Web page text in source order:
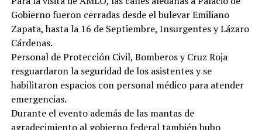
Gobierno fueron cerradas desde el bulevar Emiliano
Zapata, hasta la 16 de Septiembre, Insurgentes y Lázaro
Cárdenas.
Personal de Protección Civil, Bomberos y Cruz Roja
resguardaron la seguridad de los asistentes y se
habilitaron espacios con personal médico para atender
emergencias.
Durante el evento además de las mantas de
agradecimiento al gobierno federal también hubo